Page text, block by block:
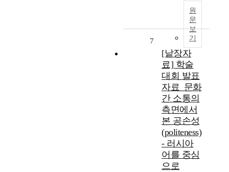
원
문
보
기
7
[낱장자
료] 학술
대회 발표
자료_문화
간 소통의
측면에서
본 공손성
(politeness)
- 러시아
어를 중심
으로